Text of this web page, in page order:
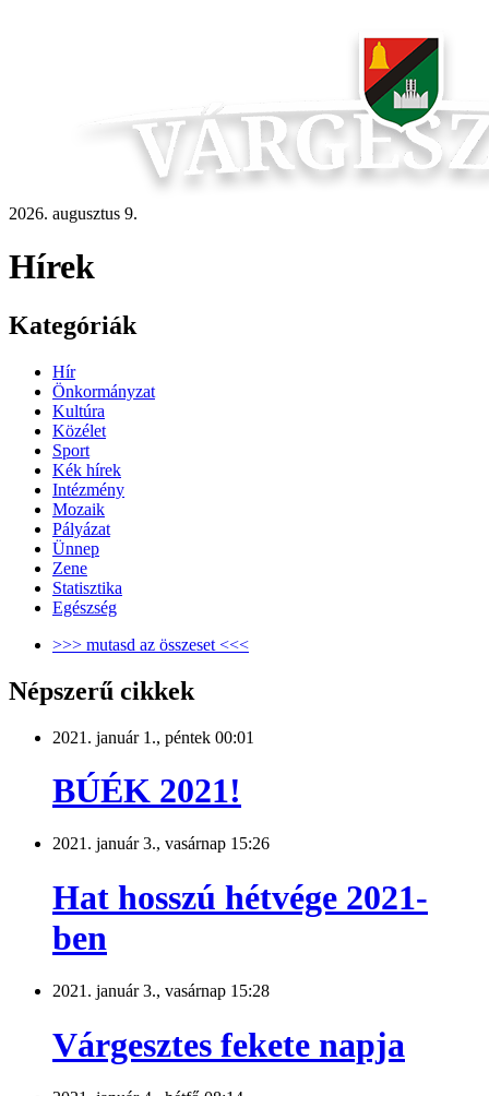
2026. augusztus 9.
Hírek
Kategóriák
Hír
Önkormányzat
Kultúra
Közélet
Sport
Kék hírek
Intézmény
Mozaik
Pályázat
Ünnep
Zene
Statisztika
Egészség
>>> mutasd az összeset <<<
Népszerű cikkek
2021. január 1., péntek 00:01
BÚÉK 2021!
2021. január 3., vasárnap 15:26
Hat hosszú hétvége 2021-
ben
2021. január 3., vasárnap 15:28
Várgesztes fekete napja